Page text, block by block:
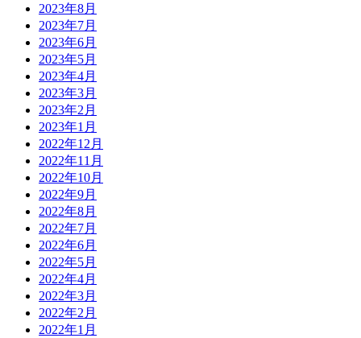
2023年8月
2023年7月
2023年6月
2023年5月
2023年4月
2023年3月
2023年2月
2023年1月
2022年12月
2022年11月
2022年10月
2022年9月
2022年8月
2022年7月
2022年6月
2022年5月
2022年4月
2022年3月
2022年2月
2022年1月